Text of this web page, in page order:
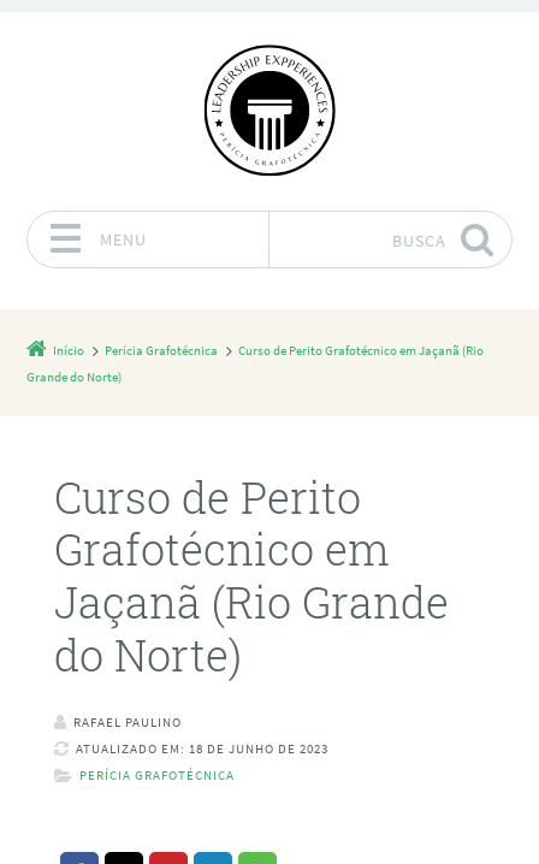
MENU BUSCA
Início Perícia Grafotécnica
Curso de Perito Grafotécnico em Jaçanã (Rio
Grande do Norte)
Curso de Perito
Grafotécnico em
Jaçanã (Rio Grande
do Norte)
RAFAEL PAULINO
ATUALIZADO EM: 18 DE JUNHO DE 2023
PERÍCIA GRAFOTÉCNICA